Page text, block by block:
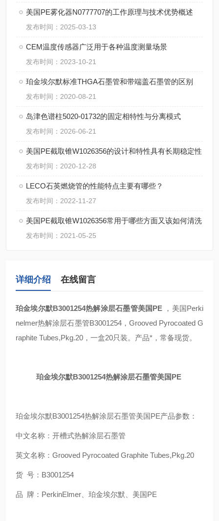
美国PE雾化器N0777707的工作原理与技术优势概述
发布时间：2025-03-13
CEM温度传感器广泛用于各种温度测量场景
发布时间：2023-10-21
珀金埃尔默标准THGA石墨管和带端盖石墨管的区别
发布时间：2020-08-21
岛津色谱柱5020-01732的固定相特性与分离模式
发布时间：2026-06-21
美国PE截取锥W1026356的设计和特性具有长期稳定性
发布时间：2020-12-28
LECO石英燃烧管的性能特点主要有哪些？
发布时间：2022-11-27
美国PE截取锥W1026356常用于哪些方面又该如何清洗
发布时间：2021-05-25
详细介绍 在线留言
珀金埃尔默B3001254热解涂层石墨管美国PE ，美国Perki
nelmer热解涂层石墨管B3001254，Grooved Pyrocoated G
raphite Tubes,Pkg.20，一盒20只装。产品*，常备现货。
珀金埃尔默B3001254热解涂层石墨管美国PE
珀金埃尔默B3001254热解涂层石墨管美国PE产品参数：
中文名称：开槽式热解涂层石墨管
英文名称：Grooved Pyrocoated Graphite Tubes,Pkg.20
货 号：B3001254
品 牌：PerkinElmer、珀金埃尔默、美国PE